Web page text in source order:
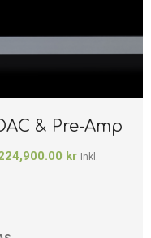
& Pre-Amp
kr Inkl.